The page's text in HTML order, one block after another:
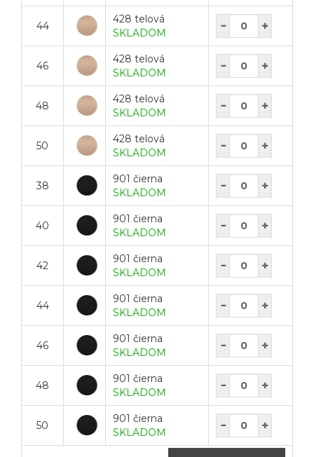
44
428 telová
SKLADOM
46
428 telová
SKLADOM
48
428 telová
SKLADOM
50
428 telová
SKLADOM
38
901 čierna
SKLADOM
40
901 čierna
SKLADOM
42
901 čierna
SKLADOM
44
901 čierna
SKLADOM
46
901 čierna
SKLADOM
48
901 čierna
SKLADOM
50
901 čierna
SKLADOM